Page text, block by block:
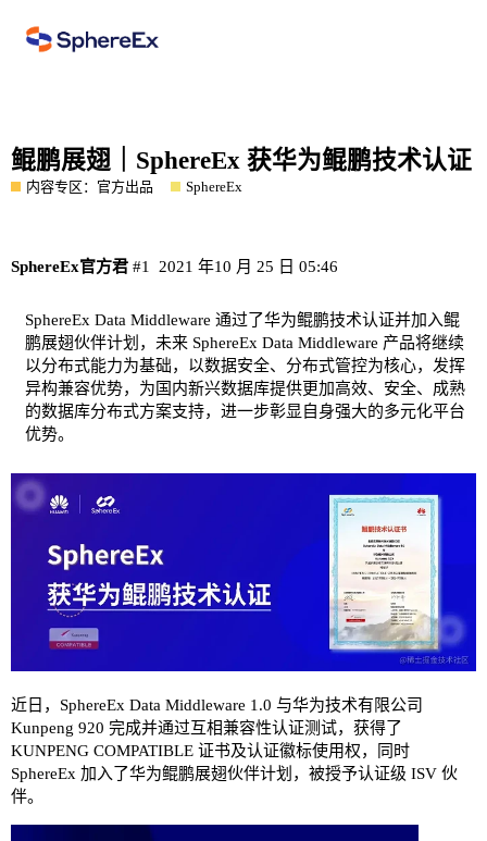
鲲鹏展翅｜SphereEx 获华为鲲鹏技术认证
内容专区：官方出品 SphereEx
SphereEx官方君 2021 年10 月 25 日 05:46
#1
SphereEx Data Middleware 通过了华为鲲鹏技术认证并加入鲲
鹏展翅伙伴计划，未来 SphereEx Data Middleware 产品将继续
以分布式能力为基础，以数据安全、分布式管控为核心，发挥
异构兼容优势，为国内新兴数据库提供更加高效、安全、成熟
的数据库分布式方案支持，进一步彰显自身强大的多元化平台
优势。
近日，SphereEx Data Middleware 1.0 与华为技术有限公司
Kunpeng 920 完成并通过互相兼容性认证测试，获得了
KUNPENG COMPATIBLE 证书及认证徽标使用权，同时
SphereEx 加入了华为鲲鹏展翅伙伴计划，被授予认证级 ISV 伙
伴。